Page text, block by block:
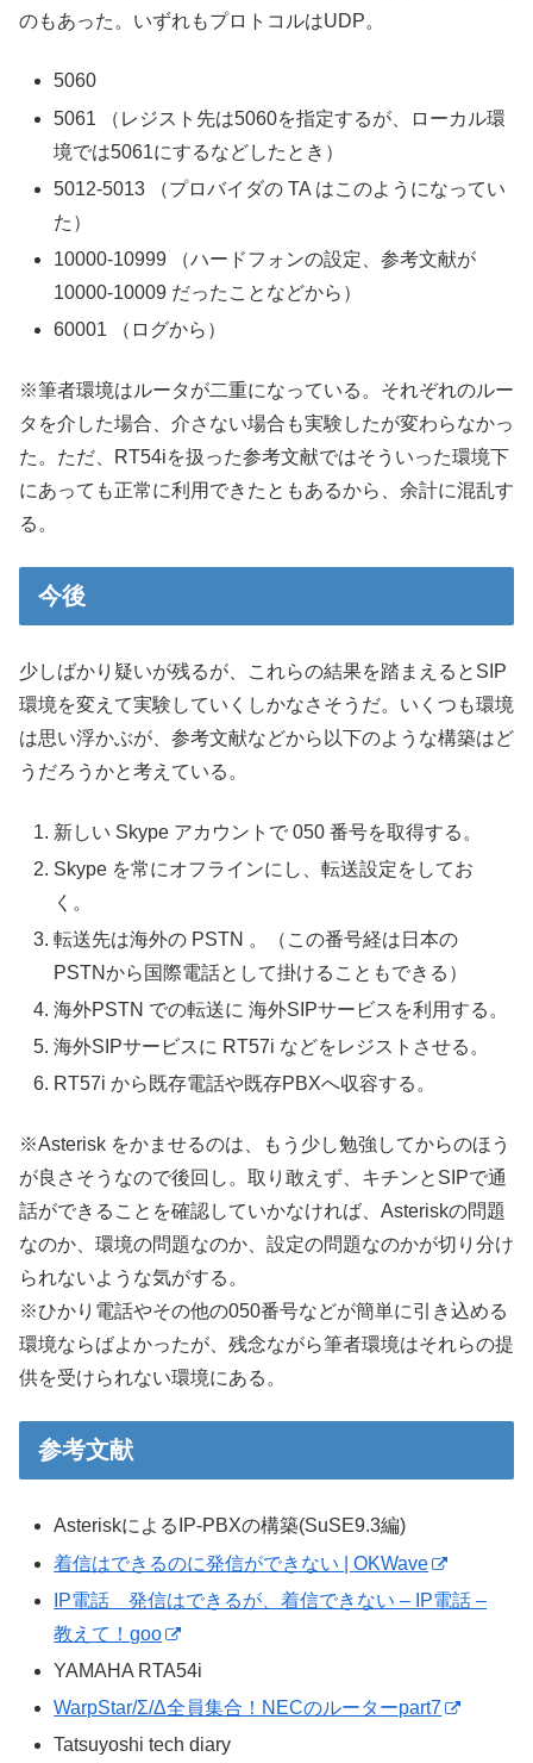
のもあった。いずれもプロトコルはUDP。
5060
5061 （レジスト先は5060を指定するが、ローカル環
境では5061にするなどしたとき）
5012-5013 （プロバイダの TA はこのようになってい
た）
10000-10999 （ハードフォンの設定、参考文献が
10000-10009 だったことなどから）
60001 （ログから）
※筆者環境はルータが二重になっている。それぞれのルー
タを介した場合、介さない場合も実験したが変わらなかっ
た。ただ、RT54iを扱った参考文献ではそういった環境下
にあっても正常に利用できたともあるから、余計に混乱す
る。
今後
少しばかり疑いが残るが、これらの結果を踏まえるとSIP
環境を変えて実験していくしかなさそうだ。いくつも環境
は思い浮かぶが、参考文献などから以下のような構築はど
うだろうかと考えている。
新しい Skype アカウントで 050 番号を取得する。
Skype を常にオフラインにし、転送設定をしてお
く。
転送先は海外の PSTN 。（この番号経は日本の
PSTNから国際電話として掛けることもできる）
海外PSTN での転送に 海外SIPサービスを利用する。
海外SIPサービスに RT57i などをレジストさせる。
RT57i から既存電話や既存PBXへ収容する。
※Asterisk をかませるのは、もう少し勉強してからのほう
が良さそうなので後回し。取り敢えず、キチンとSIPで通
話ができることを確認していかなければ、Asteriskの問題
なのか、環境の問題なのか、設定の問題なのかが切り分け
られないような気がする。
※ひかり電話やその他の050番号などが簡単に引き込める
環境ならばよかったが、残念ながら筆者環境はそれらの提
供を受けられない環境にある。
参考文献
AsteriskによるIP-PBXの構築(SuSE9.3編)
着信はできるのに発信ができない | OKWave
IP電話 発信はできるが、着信できない – IP電話 –
教えて！goo
YAMAHA RTA54i
WarpStar/Σ/Δ全員集合！NECのルーターpart7
Tatsuyoshi tech diary